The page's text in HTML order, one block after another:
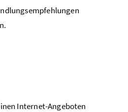
Internet-Angeboten